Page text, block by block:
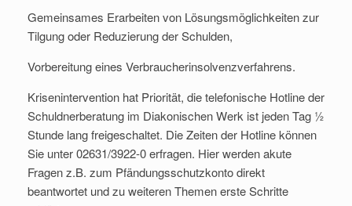
Gemeinsames Erarbeiten von Lösungsmöglichkeiten zur
Tilgung oder Reduzierung der Schulden,
Vorbereitung eines Verbraucherinsolvenzverfahrens.
Krisenintervention hat Priorität, die telefonische Hotline der
Schuldnerberatung im Diakonischen Werk ist jeden Tag ½
Stunde lang freigeschaltet. Die Zeiten der Hotline können
Sie unter 02631/3922-0 erfragen. Hier werden akute
Fragen z.B. zum Pfändungsschutzkonto direkt
beantwortet und zu weiteren Themen erste Schritte